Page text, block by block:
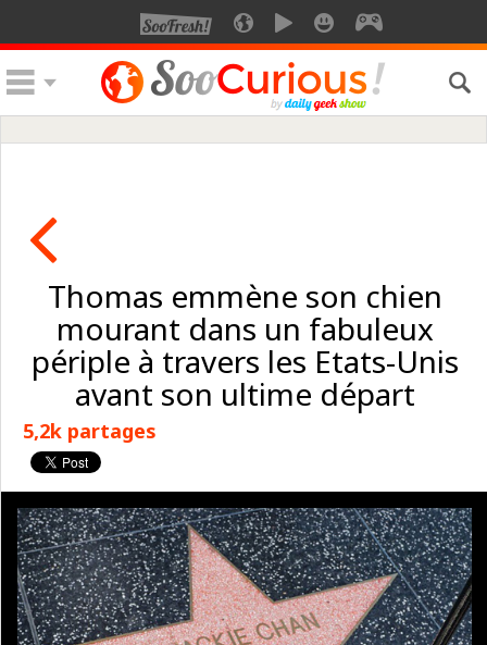
Thomas emmène son chien
mourant dans un fabuleux
périple à travers les Etats-Unis
avant son ultime départ
5,2k partages